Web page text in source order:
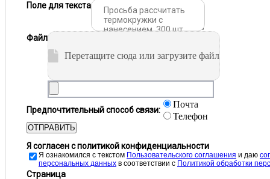
Поле для текста
Файл
Перетащите сюда или загрузите файл
Предпочтительный способ связи:
Почта
Телефон
ОТПРАВИТЬ
Я согласен с политикой конфиденциальности
Я ознакомился с текстом Пользовательского соглашения и даю
персональных данных в соответствии с Политикой обработки
Страница